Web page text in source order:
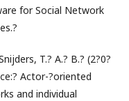
for Social Network
T.? A.? B.? (2?0?
Actor-?oriented
and individual